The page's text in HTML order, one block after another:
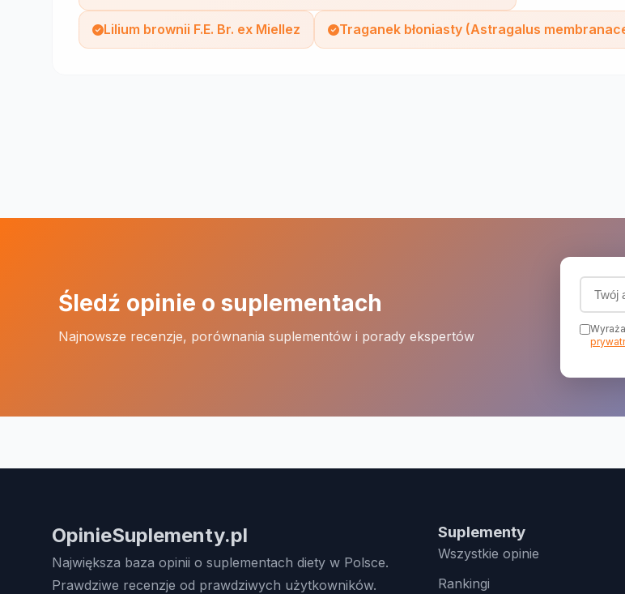
Lilium brownii F.E. Br. ex Miellez Traganek błoniasty (Astragalus
Śledź opinie o suplementach
Najnowsze recenzje, porównania suplementów i porady ekspertów
Adres
OpinieSuplementy.pl
Największa baza opinii o suplementach diety w Polsce.
Prawdziwe recenzje od prawdziwych użytkowników.
Suplementy
Wszystkie opinie
Rankingi